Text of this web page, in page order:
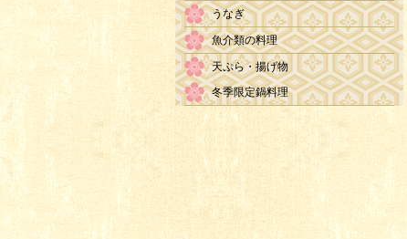
うなぎ
魚介類の料理
天ぷら・揚げ物
冬季限定鍋料理